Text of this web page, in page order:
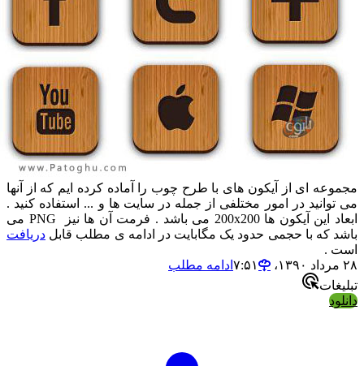
ای از آیکون های با طرح چوب را آماده کرده ایم که از آنها
توانید در امور مختلفی از جمله در سایت ها و ... استفاده کنید .
ابعاد این آیکون ها 200x200 می باشد . فرمت آن ها نیز PNG می
که با حجمی حدود یک مگابایت در ادامه ی مطلب قابل دریافت
.
۱۳۹۰،‏ ۷:۵۱
ادامه مطلب